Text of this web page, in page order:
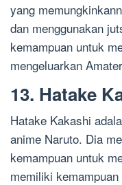
yang
dan menggunakan
kemampuan untuk
mengeluarkan
13. Hatake
Hatake Kakashi
anime Naruto. Dia
kemampuan untuk
memiliki